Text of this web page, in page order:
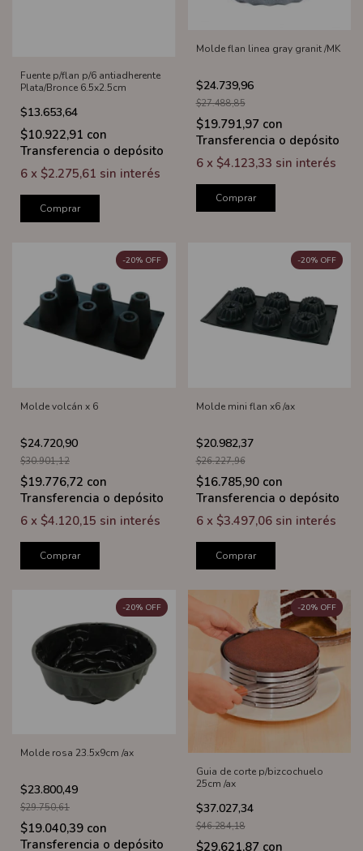
Fuente p/flan p/6 antiadherente
Plata/Bronce 6.5x2.5cm
$13.653,64
$10.922,91 con
Transferencia o depósito
6 x $2.275,61 sin interés
Comprar
Molde flan linea gray granit /MK
$24.739,96
$27.488,85
$19.791,97 con
Transferencia o depósito
6 x $4.123,33 sin interés
Comprar
Molde volcán x 6
$24.720,90
-20% OFF
$30.901,12
$19.776,72 con
Transferencia o depósito
6 x $4.120,15 sin interés
Comprar
Molde mini flan x6 /ax
$20.982,37
-20% OFF
$26.227,96
$16.785,90 con
Transferencia o depósito
6 x $3.497,06 sin interés
Comprar
Molde rosa 23.5x9cm /ax
$23.800,49
-20% OFF
$29.750,61
$19.040,39 con
Transferencia o depósito
Guia de corte p/bizcochuelo
25cm /ax
$37.027,34
-20% OFF
$46.284,18
$29.621,87 con